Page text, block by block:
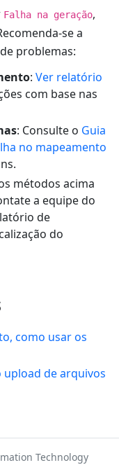
Falha na geração,
se a
problemas:
: Ver relatório
com base nas
: Consulte o Guia
no mapeamento
métodos acima
a equipe do
de
do
como usar os
de arquivos
Technology